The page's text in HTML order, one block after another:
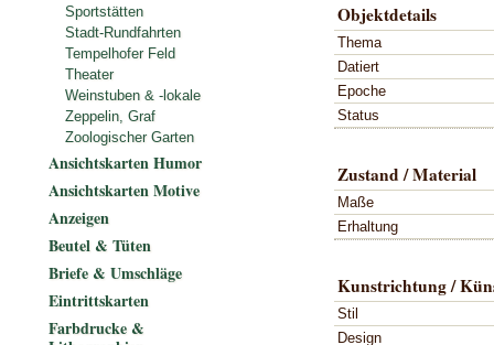
Objektdetails
Thema
Datiert
Epoche
Status
Zustand / Material
Maße
Erhaltung
Kunstrichtung /
Stil
Design
Sportstätten
Stadt-Rundfahrten
Tempelhofer Feld
Theater
Weinstuben & -lokale
Zeppelin, Graf
Zoologischer Garten
Ansichtskarten Humor
Ansichtskarten Motive
Anzeigen
Beutel & Tüten
Briefe & Umschläge
Eintrittskarten
Farbdrucke &